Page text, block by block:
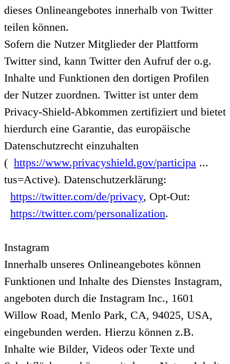
dieses Onlineangebotes innerhalb von Twitter
teilen können.
Sofern die Nutzer Mitglieder der Plattform
Twitter sind, kann Twitter den Aufruf der o.g.
Inhalte und Funktionen den dortigen Profilen
der Nutzer zuordnen. Twitter ist unter dem
Privacy-Shield-Abkommen zertifiziert und bietet
hierdurch eine Garantie, das europäische
Datenschutzrecht einzuhalten
( https://www.privacyshield.gov/participa ...
tus=Active). Datenschutzerklärung:
https://twitter.com/de/privacy, Opt-Out:
https://twitter.com/personalization.
Instagram
Innerhalb unseres Onlineangebotes können
Funktionen und Inhalte des Dienstes Instagram,
angeboten durch die Instagram Inc., 1601
Willow Road, Menlo Park, CA, 94025, USA,
eingebunden werden. Hierzu können z.B.
Inhalte wie Bilder, Videos oder Texte und